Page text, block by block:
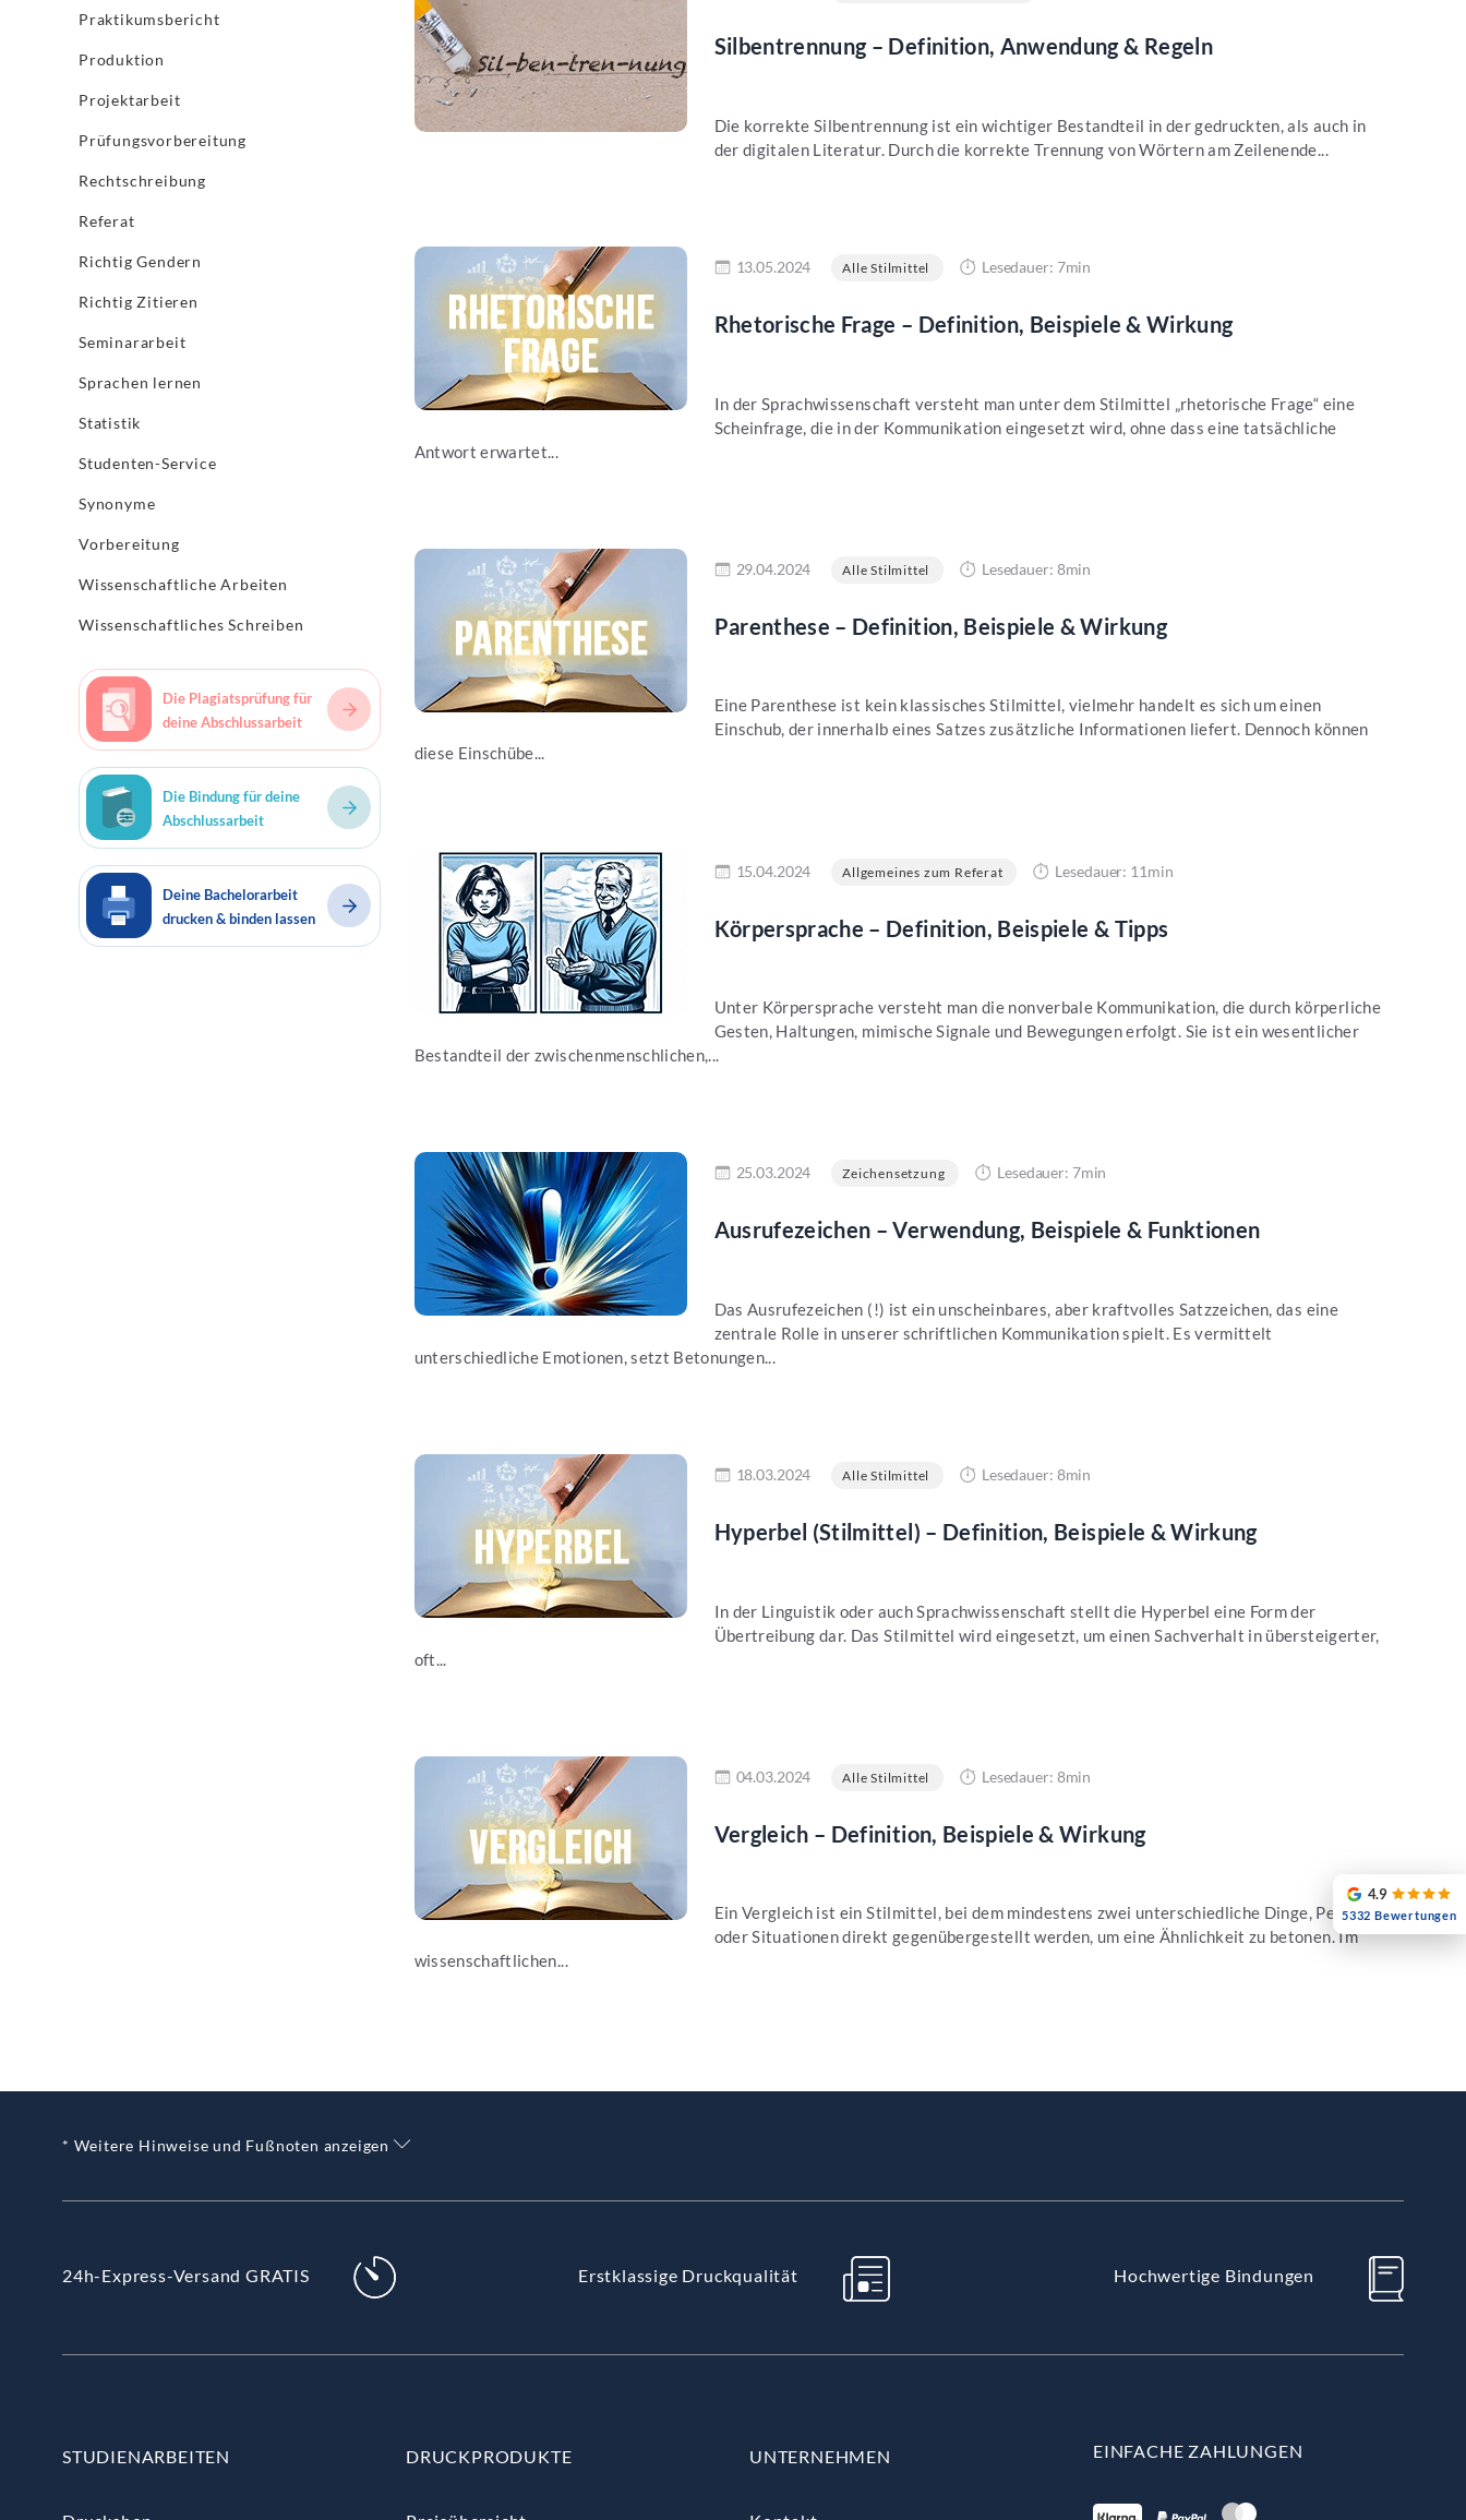
Praktikumsbericht
Produktion
Projektarbeit
Prüfungsvorbereitung
Rechtschreibung
Referat
Richtig Gendern
Richtig Zitieren
Seminararbeit
Sprachen lernen
Statistik
Studenten-Service
Synonyme
Vorbereitung
Wissenschaftliche Arbeiten
Wissenschaftliches Schreiben
Die Plagiatsprüfung für
deine Abschlussarbeit
Die Bindung für deine
Abschlussarbeit
Deine Bachelorarbeit
drucken & binden lassen
Silbentrennung – Definition, Anwendung & Regeln
Die korrekte Silbentrennung ist ein wichtiger Bestandteil in der gedruckten, als auch in
der digitalen Literatur. Durch die korrekte Trennung von Wörtern am Zeilenende...
Jetzt lesen 13.05.2024 Alle Stilmittel Lesedauer: 7min
Rhetorische Frage – Definition, Beispiele & Wirkung
In der Sprachwissenschaft versteht man unter dem Stilmittel „rhetorische Frage“ eine
Scheinfrage, die in der Kommunikation eingesetzt wird, ohne dass eine tatsächliche
Antwort erwartet...
Jetzt lesen 29.04.2024 Alle Stilmittel Lesedauer: 8min
Parenthese – Definition, Beispiele & Wirkung
Eine Parenthese ist kein klassisches Stilmittel, vielmehr handelt es sich um einen
Einschub, der innerhalb eines Satzes zusätzliche Informationen liefert. Dennoch können
diese Einschübe...
Jetzt lesen 15.04.2024 Allgemeines zum Referat Lesedauer: 11min
Körpersprache – Definition, Beispiele & Tipps
Unter Körpersprache versteht man die nonverbale Kommunikation, die durch körperliche
Gesten, Haltungen, mimische Signale und Bewegungen erfolgt. Sie ist ein wesentlicher
Bestandteil der zwischenmenschlichen,...
Jetzt lesen 25.03.2024 Zeichensetzung Lesedauer: 7min
Ausrufezeichen – Verwendung, Beispiele & Funktionen
Das Ausrufezeichen (!) ist ein unscheinbares, aber kraftvolles Satzzeichen, das eine
zentrale Rolle in unserer schriftlichen Kommunikation spielt. Es vermittelt
unterschiedliche Emotionen, setzt Betonungen...
Jetzt lesen 18.03.2024 Alle Stilmittel Lesedauer: 8min
Hyperbel (Stilmittel) – Definition, Beispiele & Wirkung
In der Linguistik oder auch Sprachwissenschaft stellt die Hyperbel eine Form der
Übertreibung dar. Das Stilmittel wird eingesetzt, um einen Sachverhalt in übersteigerter,
oft...
Jetzt lesen 04.03.2024 Alle Stilmittel Lesedauer: 8min
Vergleich – Definition, Beispiele & Wirkung
Ein Vergleich ist ein Stilmittel, bei dem mindestens zwei unterschiedliche Dinge, Personen
oder Situationen direkt gegenübergestellt werden, um eine Ähnlichkeit zu betonen. Im
wissenschaftlichen...
* Weitere Hinweise und Fußnoten anzeigen
24h-Express-Versand GRATIS Erstklassige Druckqualität Hochwertige Bindungen
STUDIENARBEITEN DRUCKPRODUKTE UNTERNEHMEN EINFACHE ZAHLUNGEN
4.9
5332 Bewertungen